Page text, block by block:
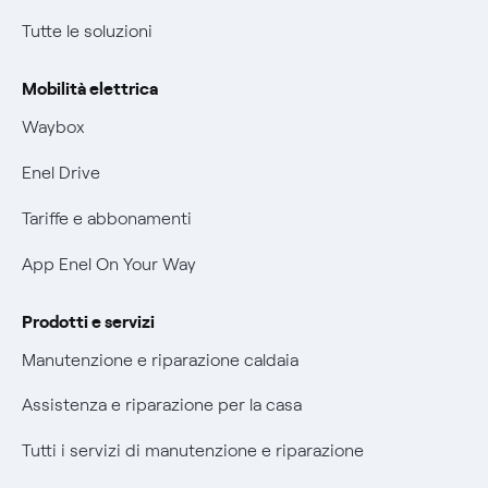
Offerte Placet non vulnerabili
Mobilità Elettrica
Phishing e truffe online
Verifica chi ti ha chiamato
Agevolazione utenti con disabilità per offerte Fibra
Tutte le soluzioni
Mobilità elettrica
Waybox
Enel Drive
Tariffe e abbonamenti
App Enel On Your Way
Prodotti e servizi
Manutenzione e riparazione caldaia
Assistenza e riparazione per la casa
Tutti i servizi di manutenzione e riparazione